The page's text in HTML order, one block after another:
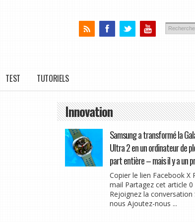
TEST TUTORIELS
Innovation
Samsung a transformé la
Ultra 2 en un ordinateur de
part entière – mais il y a un
Copier le lien Facebook X
mail Partagez cet article 0
Rejoignez la conversation
nous Ajoutez-nous ...